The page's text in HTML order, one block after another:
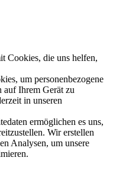
Cookies, die uns helfen,
um personenbezogene
auf Ihrem Gerät zu
in unseren
ermöglichen es uns,
Wir erstellen
Analysen, um unsere